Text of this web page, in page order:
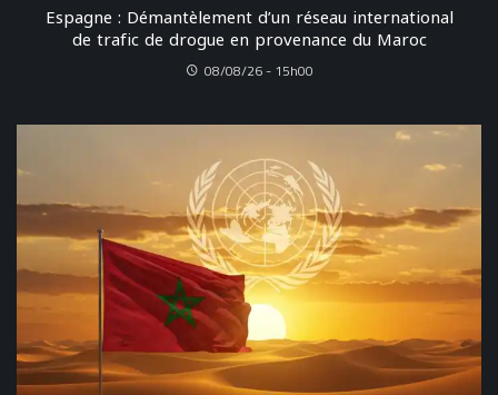
Espagne : Démantèlement d’un réseau international
de trafic de drogue en provenance du Maroc
08/08/26 - 15h00